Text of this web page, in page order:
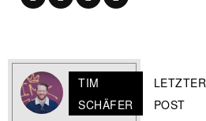
TIM
SCHÄFER
LETZTER
POST